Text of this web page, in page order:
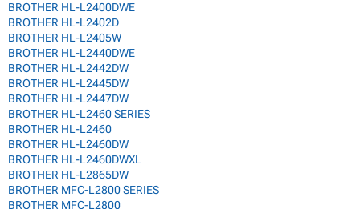
BROTHER HL-L2400DWE
BROTHER HL-L2402D
BROTHER HL-L2405W
BROTHER HL-L2440DWE
BROTHER HL-L2442DW
BROTHER HL-L2445DW
BROTHER HL-L2447DW
BROTHER HL-L2460 SERIES
BROTHER HL-L2460
BROTHER HL-L2460DW
BROTHER HL-L2460DWXL
BROTHER HL-L2865DW
BROTHER MFC-L2800 SERIES
BROTHER MFC-L2800